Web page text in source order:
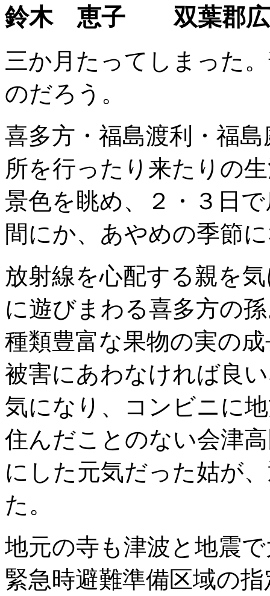
鈴木 恵子 双葉郡広
三か月たってしまった
のだろう。
喜多方・福島渡利・福
所を行ったり来たりの
景色を眺め、２・３日
間にか、あやめの季節
放射線を心配する親を
に遊びまわる喜多方の
種類豊富な果物の実の
被害にあわなければ良
気になり、コンビニに
住んだことのない会津
にした元気だった姑が
た。
地元の寺も津波と地震
緊急時避難準備区域の